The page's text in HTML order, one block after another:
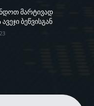
მარტივად
ბეწვისგან